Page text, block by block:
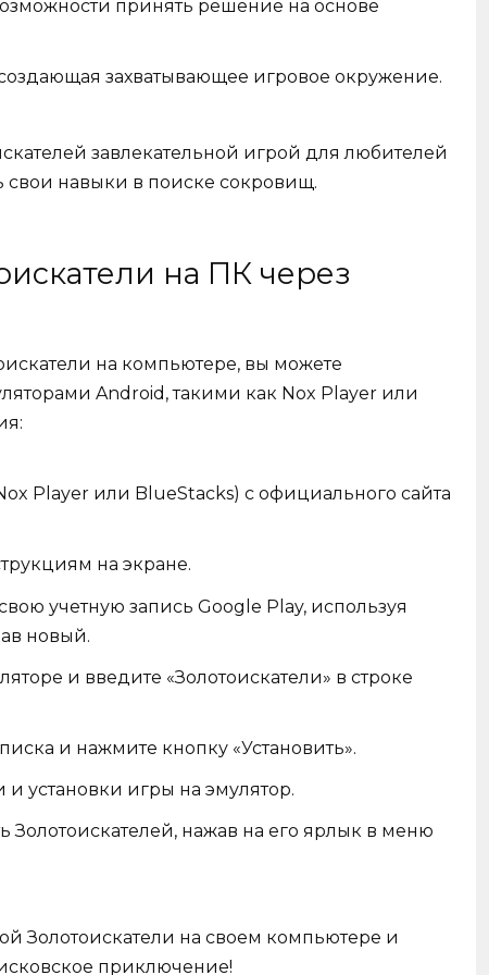
принять решение на основе
захватывающее игровое окружение.
завлекательной игрой для любителей
навыки в поиске сокровищ.
на ПК через
на компьютере, вы можете
Android, такими как Nox Player или
Player или BlueStacks) с официального сайта
на экране.
учетную запись Google Play, используя
новый.
и введите «Золотоискатели» в строке
и нажмите кнопку «Установить».
установки игры на эмулятор.
Золотоискателей, нажав на его ярлык в меню
Золотоискатели на своем компьютере и
приключение!